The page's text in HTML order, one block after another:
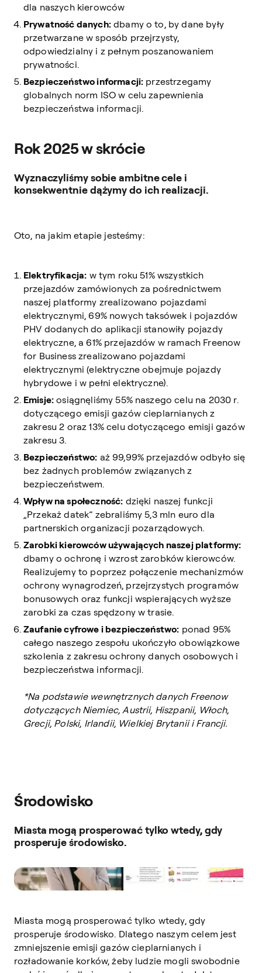
dla naszych kierowców
Prywatność danych:dbamy o to, by dane były
przetwarzane w sposób przejrzysty,
odpowiedzialny i z pełnym poszanowaniem
prywatności.
Bezpieczeństwo informacji: przestrzegamy
globalnych norm ISO w celu zapewnienia
bezpieczeństwa informacji.
Rok 2025 w skrócie
Wyznaczyliśmy sobie ambitne cele i
konsekwentnie dążymy do ich realizacji.
Oto, na jakim etapie jesteśmy:
Elektryfikacja: w tym roku 51% wszystkich
przejazdów zamówionych za pośrednictwem
naszej platformy zrealizowano pojazdami
elektrycznymi, 69% nowych taksówek i pojazdów
PHV dodanych do aplikacji stanowiły pojazdy
elektryczne, a 61% przejazdów w ramach Freenow
for Business zrealizowano pojazdami
elektrycznymi (elektryczne obejmuje pojazdy
hybrydowe i w pełni elektryczne).
Emisje: osiągnęliśmy 55% naszego celu na 2030 r.
dotyczącego emisji gazów cieplarnianych z
zakresu 2 oraz 13% celu dotyczącego emisji gazów
zakresu 3.
Bezpieczeństwo: aż 99,99% przejazdów odbyło się
bez żadnych problemów związanych z
bezpieczeństwem.
Wpływ na społeczność: dzięki naszej funkcji
„Przekaż datek” zebraliśmy 5,3 mln euro dla
partnerskich organizacji pozarządowych.
Zarobki kierowców używających naszej platformy:
dbamy o ochronę i wzrost zarobków kierowców.
Realizujemy to poprzez połączenie mechanizmów
ochrony wynagrodzeń, przejrzystych programów
bonusowych oraz funkcji wspierających wyższe
zarobki za czas spędzony w trasie.
Zaufanie cyfrowe i bezpieczeństwo: ponad 95%
całego naszego zespołu ukończyło obowiązkowe
szkolenia z zakresu ochrony danych osobowych i
bezpieczeństwa informacji.
*Na podstawie wewnętrznych danych Freenow
dotyczących Niemiec, Austrii, Hiszpanii, Włoch,
Grecji, Polski, Irlandii, Wielkiej Brytanii i Francji.
Środowisko
Miasta mogą prosperować tylko wtedy, gdy
prosperuje środowisko.
Miasta mogą prosperować tylko wtedy, gdy
prosperuje środowisko. Dlatego naszym celem jest
zmniejszenie emisji gazów cieplarnianych i
rozładowanie korków, żeby ludzie mogli swobodnie